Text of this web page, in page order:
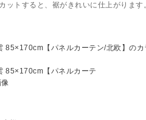
トすると、裾がきれいに仕上がります。